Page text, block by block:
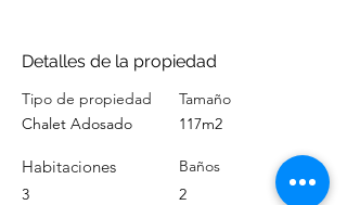
Detalles de la propiedad
Tipo de propiedad
Chalet Adosado
Habitaciones
3
Tamaño
117m2
Baños
2